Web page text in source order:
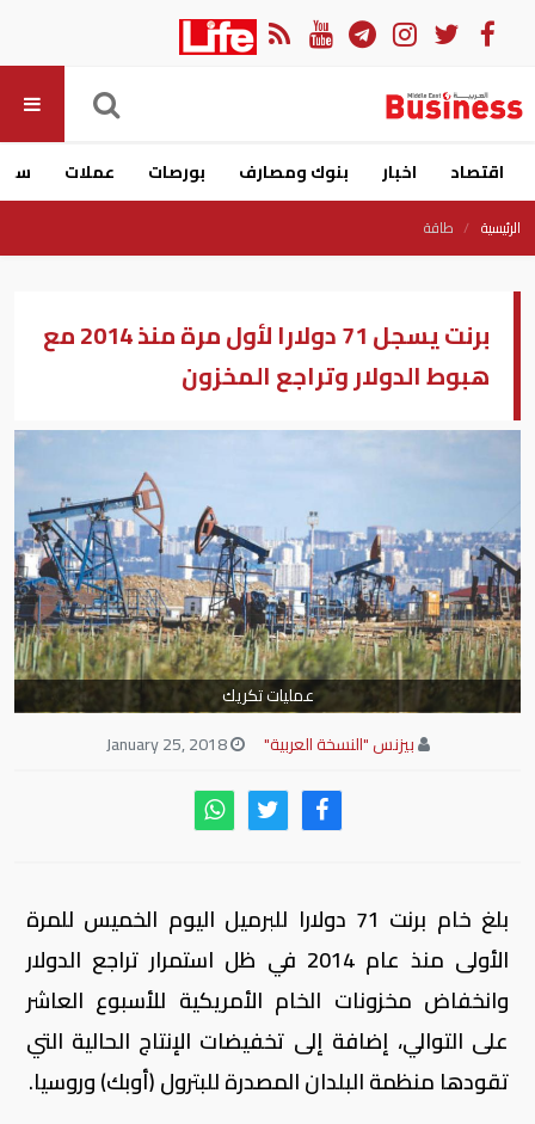
اقتصاد اخبار بنوك ومصارف بورصات عملات
الرئيسية طاقة
برنت يسجل 71 دولارا لأول مرة منذ 2014 مع
هبوط الدولار وتراجع المخزون
عمليات تكريك
بيزنس "النسخة العربية"
January 25, 2018
بلغ خام برنت 71 دولارا للبرميل اليوم الخميس للمرة
الأولى منذ عام 2014 في ظل استمرار تراجع الدولار
وانخفاض مخزونات الخام الأمريكية للأسبوع العاشر
على التوالي، إضافة إلى تخفيضات الإنتاج الحالية التي
تقودها منظمة البلدان المصدرة للبترول (أوبك) وروسيا.